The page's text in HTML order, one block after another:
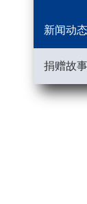
新闻动态
捐赠故事